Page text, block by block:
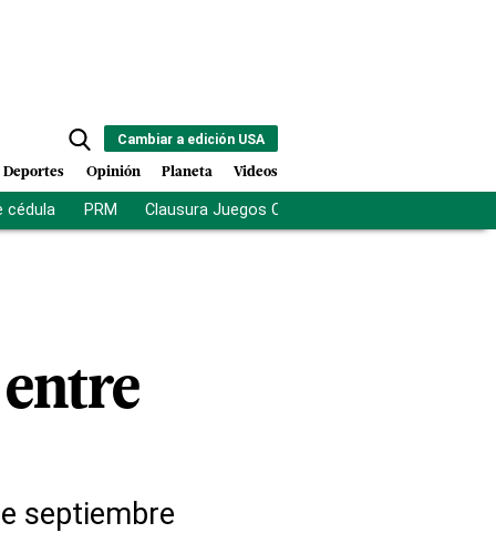
Cambiar a edición USA
Deportes Opinión Planeta Videos
cédula PRM Clausura Juegos Centroamericanos
septiembre